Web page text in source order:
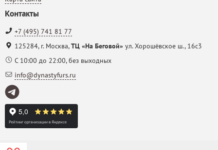
Контакты
+7 (495) 741 81 77
125284, г. Москва,ТЦ «На Беговой» ул. Хорошёвское ш., 16с3
С 10:00 до 22:00, без выходных
info@dynastyfurs.ru